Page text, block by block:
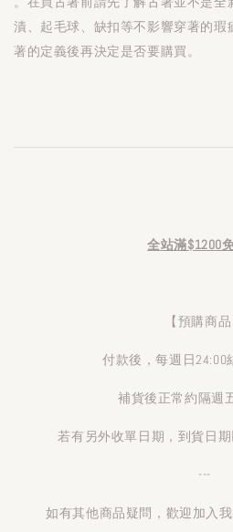
漬、起毛球、缺扣等不影響穿著的瑕
著的定義後再決定是否要購買。
全站滿$1200
【預購商品
付款後，每週日24:00
補貨後正常約隔週
若有另外收單日期，到貨日
---
如有其他商品疑問，歡迎加入